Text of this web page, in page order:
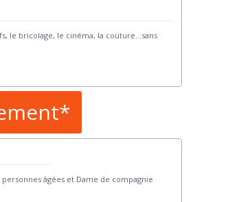
le bricolage, le cinéma, la couture...sans
personnes âgées et Dame de compagnie